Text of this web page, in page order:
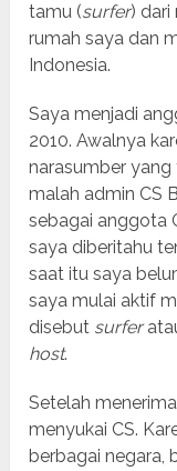
tamu (surfer) dari
rumah saya dan
Indonesia.
Saya menjadi
2010. Awalnya
narasumber
malah admin CS
sebagai anggota
saya diberitahu
saat itu saya
saya mulai aktif
disebut surfer
host.
Setelah
menyukai CS.
berbagai negara,